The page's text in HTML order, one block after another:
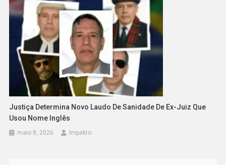
Justiça Determina Novo Laudo De Sanidade De Ex-Juiz Que
Usou Nome Inglês
maio 8, 2026 Impakto